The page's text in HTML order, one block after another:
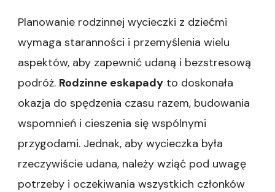
Planowanie rodzinnej wycieczki z dziećmi
wymaga staranności i przemyślenia wielu
aspektów, aby zapewnić udaną i bezstresową
podróż. Rodzinne eskapady to doskonała
okazja do spędzenia czasu razem, budowania
wspomnień i cieszenia się wspólnymi
przygodami. Jednak, aby wycieczka była
rzeczywiście udana, należy wziąć pod uwagę
potrzeby i oczekiwania wszystkich członków